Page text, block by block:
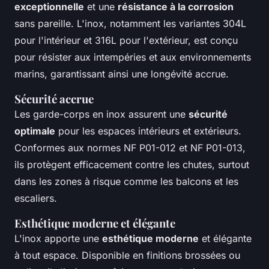
exceptionnelle et une résistance à la corrosion
sans pareille. L'inox, notamment les variantes 304L
pour l'intérieur et 316L pour l'extérieur, est conçu
pour résister aux intempéries et aux environnements
marins, garantissant ainsi une longévité accrue.
Sécurité accrue
Les garde-corps en inox assurent une sécurité
optimale pour les espaces intérieurs et extérieurs.
Conformes aux normes NF P01-012 et NF P01-013,
ils protègent efficacement contre les chutes, surtout
dans les zones à risque comme les balcons et les
escaliers.
Esthétique moderne et élégante
L'inox apporte une esthétique moderne et élégante
à tout espace. Disponible en finitions brossées ou